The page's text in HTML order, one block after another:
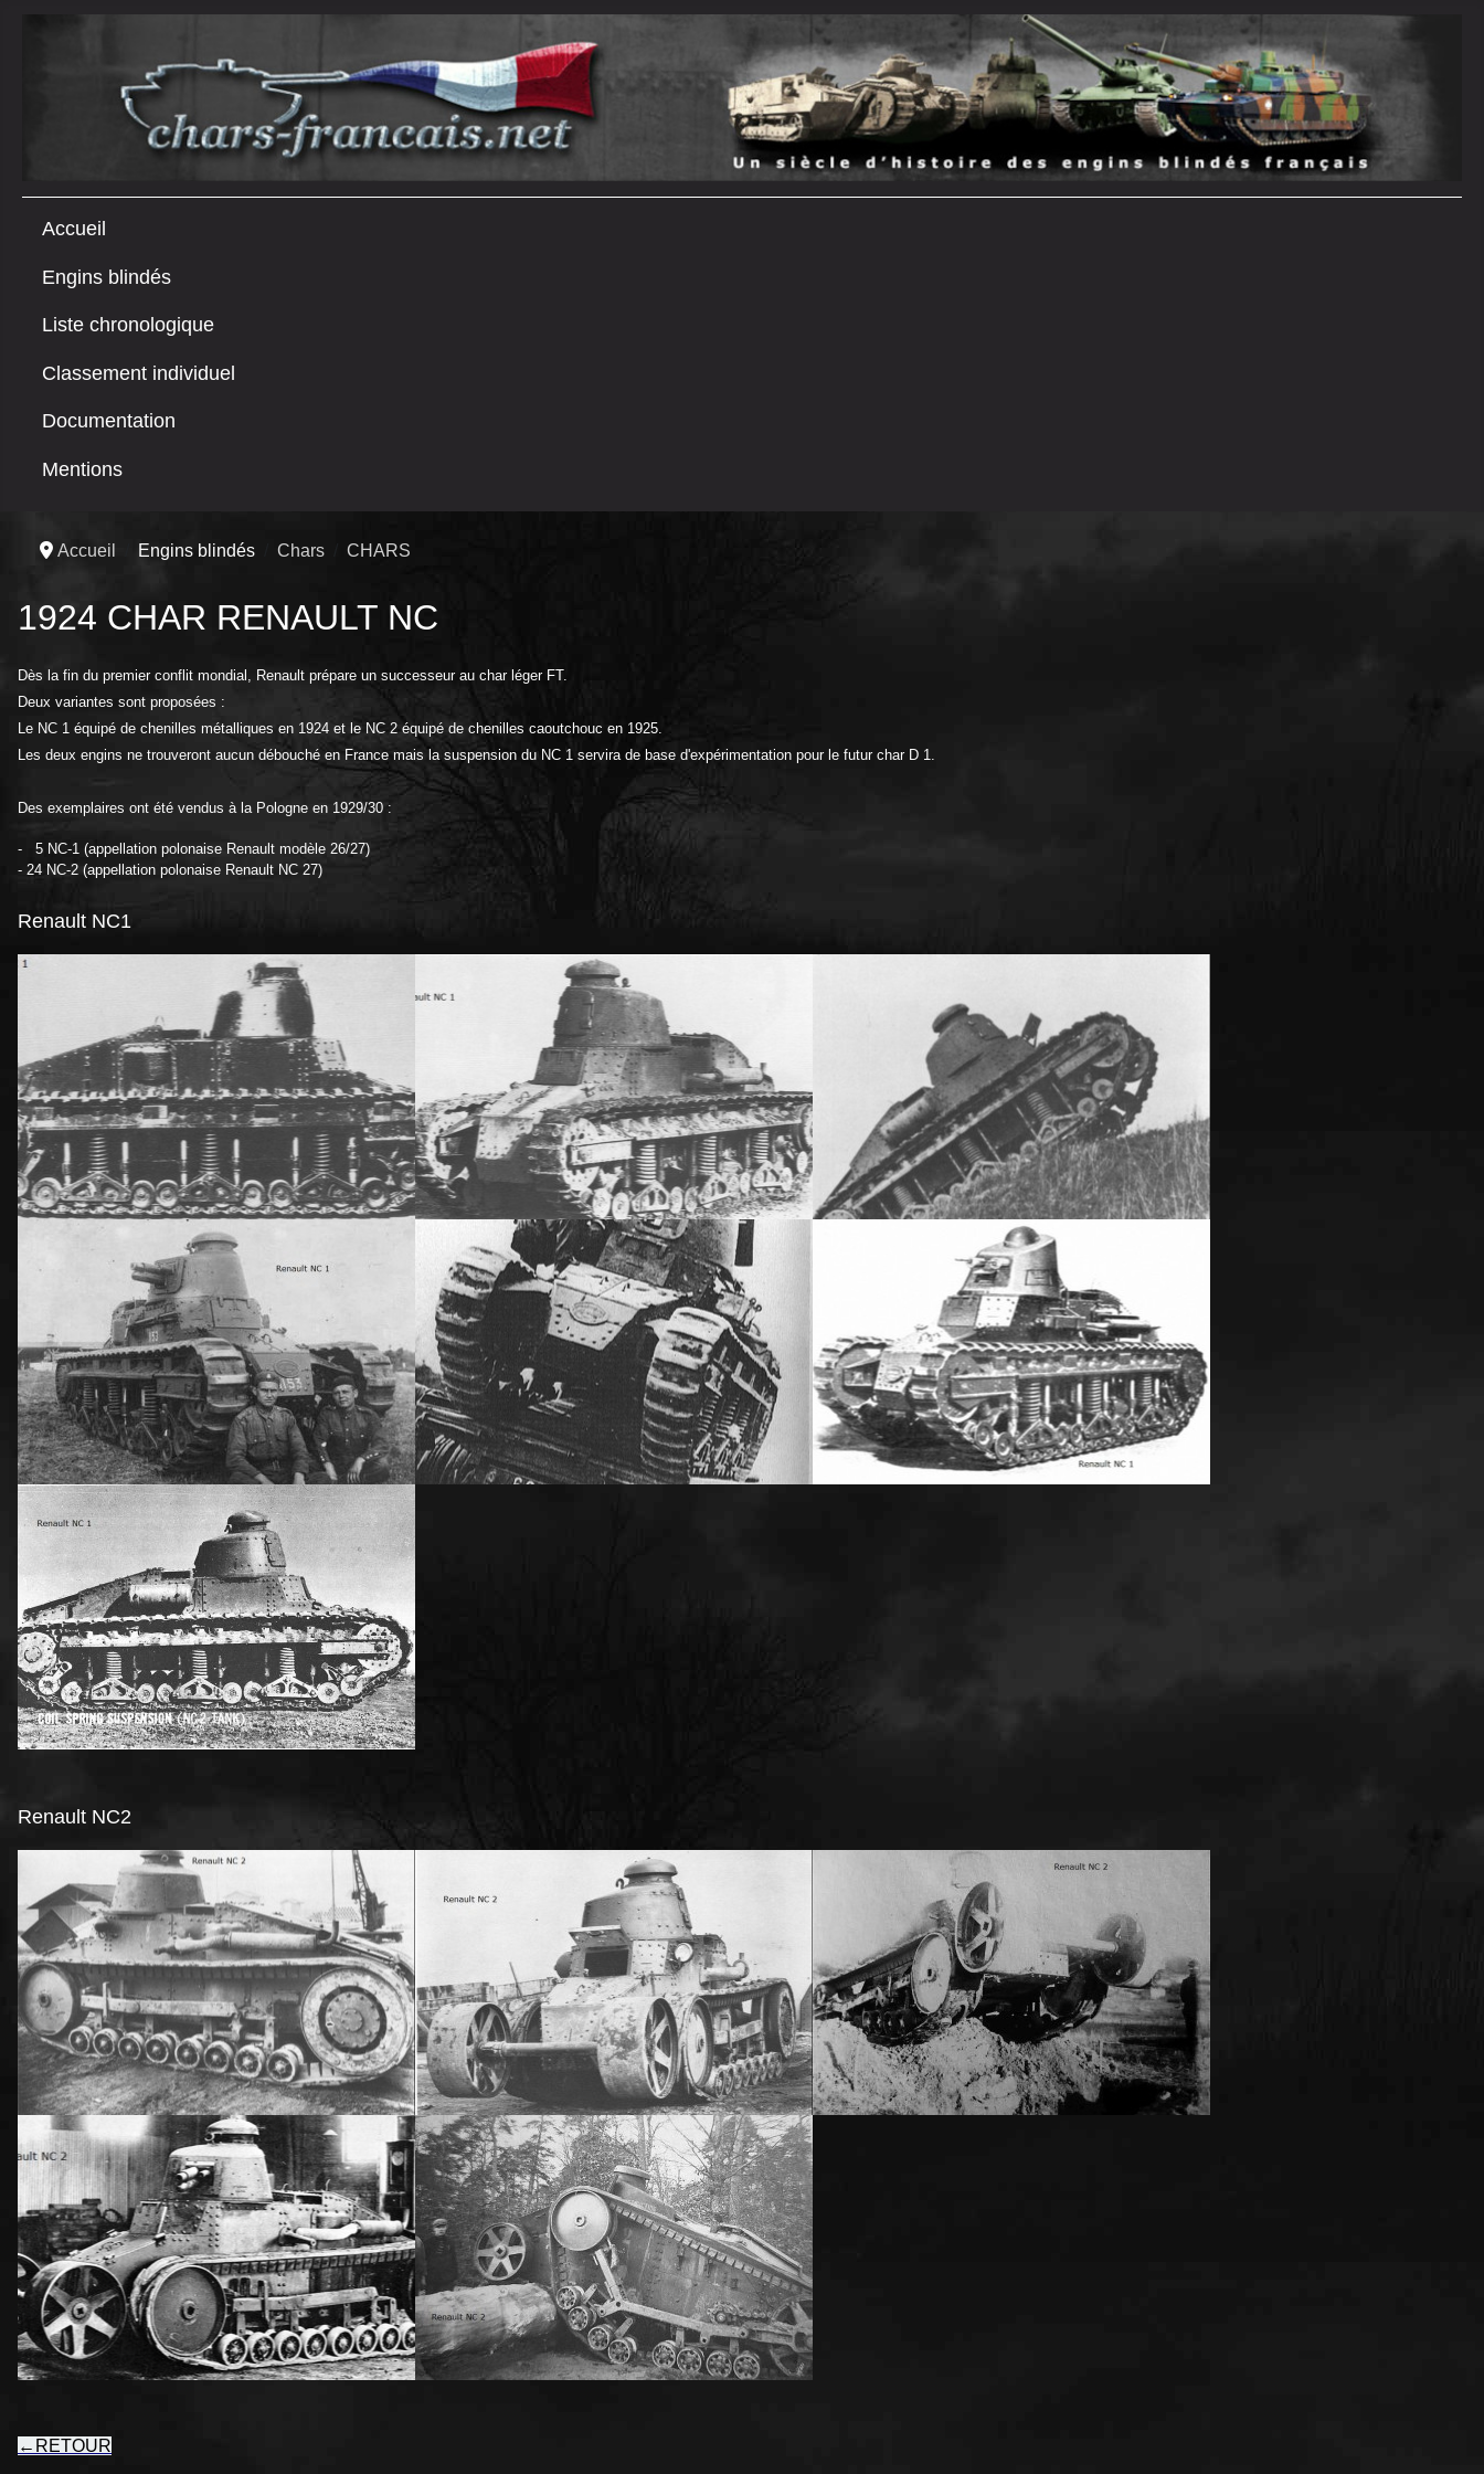
Accueil
Engins blindés
Liste chronologique
Classement individuel
Documentation
Mentions
Accueil Engins blindés Chars CHARS
1924 CHAR RENAULT NC
Dès la fin du premier conflit mondial, Renault prépare un successeur au char léger FT.
Deux variantes sont proposées :
Le NC 1 équipé de chenilles métalliques en 1924 et le NC 2 équipé de chenilles caoutchouc en 1925.
Les deux engins ne trouveront aucun débouché en France mais la suspension du NC 1 servira de base d'expérimentation pour le futur char D 1.
Des exemplaires ont été vendus à la Pologne en 1929/30 :
- 5 NC-1 (appellation polonaise Renault modèle 26/27)
- 24 NC-2 (appellation polonaise Renault NC 27)
Renault NC1
Renault NC2
← RETOUR